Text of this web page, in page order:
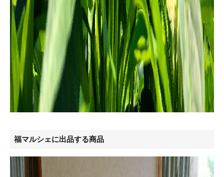
福マルシェに出品する商品